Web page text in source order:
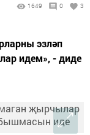
1649 0 3
эзләп
идем», - диде